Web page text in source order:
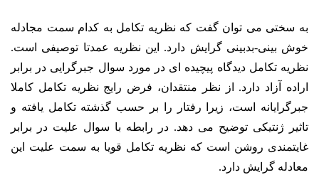
به سختی می توان گفت که نظریه تکامل به کدام سمت مجادله
خوش بینی-بدبینی گرایش دارد. این نظریه عمدتا توصیفی است.
نظریه تکامل دیدگاه پیچیده ای در مورد سوال جبرگرایی در برابر
اراده آزاد دارد. از نظر منتقدان، فرض رایج نظریه تکامل کاملا
جبرگرایانه است، زیرا رفتار را بر حسب گذشته تکامل یافته و
تاثیر ژنتیکی توضیح می دهد. در رابطه با سوال علیت در برابر
غایتمندی روشن است که نظریه تکامل قویا به سمت علیت این
معادله گرایش دارد.